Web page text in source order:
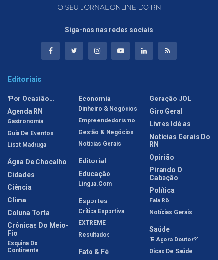
Siga-nos nas redes sociais
Editoriais
'Por Ocasião…'
Agenda RN
Gastronomia
Guia De Eventos
Liszt Madruga
Água De Chocalho
Cidades
Ciência
Clima
Coluna Torta
Crônicas Do Meio-
Fio
Esquina Do
Continente
Economia
Dinheiro & Negócios
Empreendedorismo
Gestão & Negócios
Notícias Gerais
Editorial
Educação
Língua.com
Esportes
Crítica Esportiva
EXTREME
Resultados
Fato & Fé
Geração JOL
Giro Geral
Livres Idéias
Notícias Gerais Do
RN
Opinião
Pirando O
Cabeção
Política
Fala Rô
Notícias Gerais
Saúde
'E Agora Doutor?'
Dicas De Saúde